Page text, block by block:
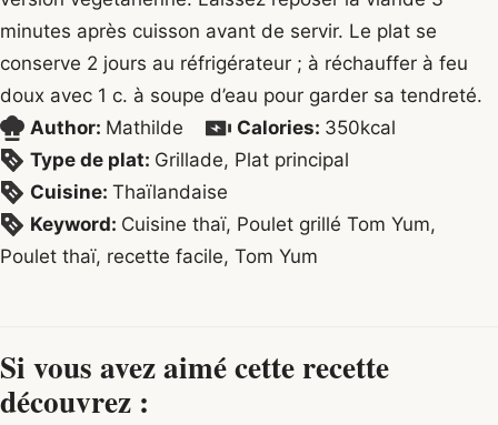
minutes après cuisson avant de servir. Le plat se
conserve 2 jours au réfrigérateur ; à réchauffer à feu
doux avec 1 c. à soupe d’eau pour garder sa tendreté.
Author: Mathilde Calories: 350kcal
Type de plat: Grillade, Plat principal
Cuisine:Thaïlandaise
Keyword: Cuisine thaï, Poulet grillé Tom Yum,
Poulet thaï, recette facile, Tom Yum
Si vous avez aimé cette recette
découvrez :